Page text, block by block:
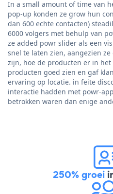
In a small amount of time van
pop-up konden ze grow hun
dan 600 echte contacten)
6000 volgers met behulp van
ze added powr slider als een
snel te laten zien, aangezien
zijn, hoe de producten er in
producten goed zien en gaf
ervaring op locatie. in feite
interactie hadden met powr-
betrokken waren dan enige
250% groei